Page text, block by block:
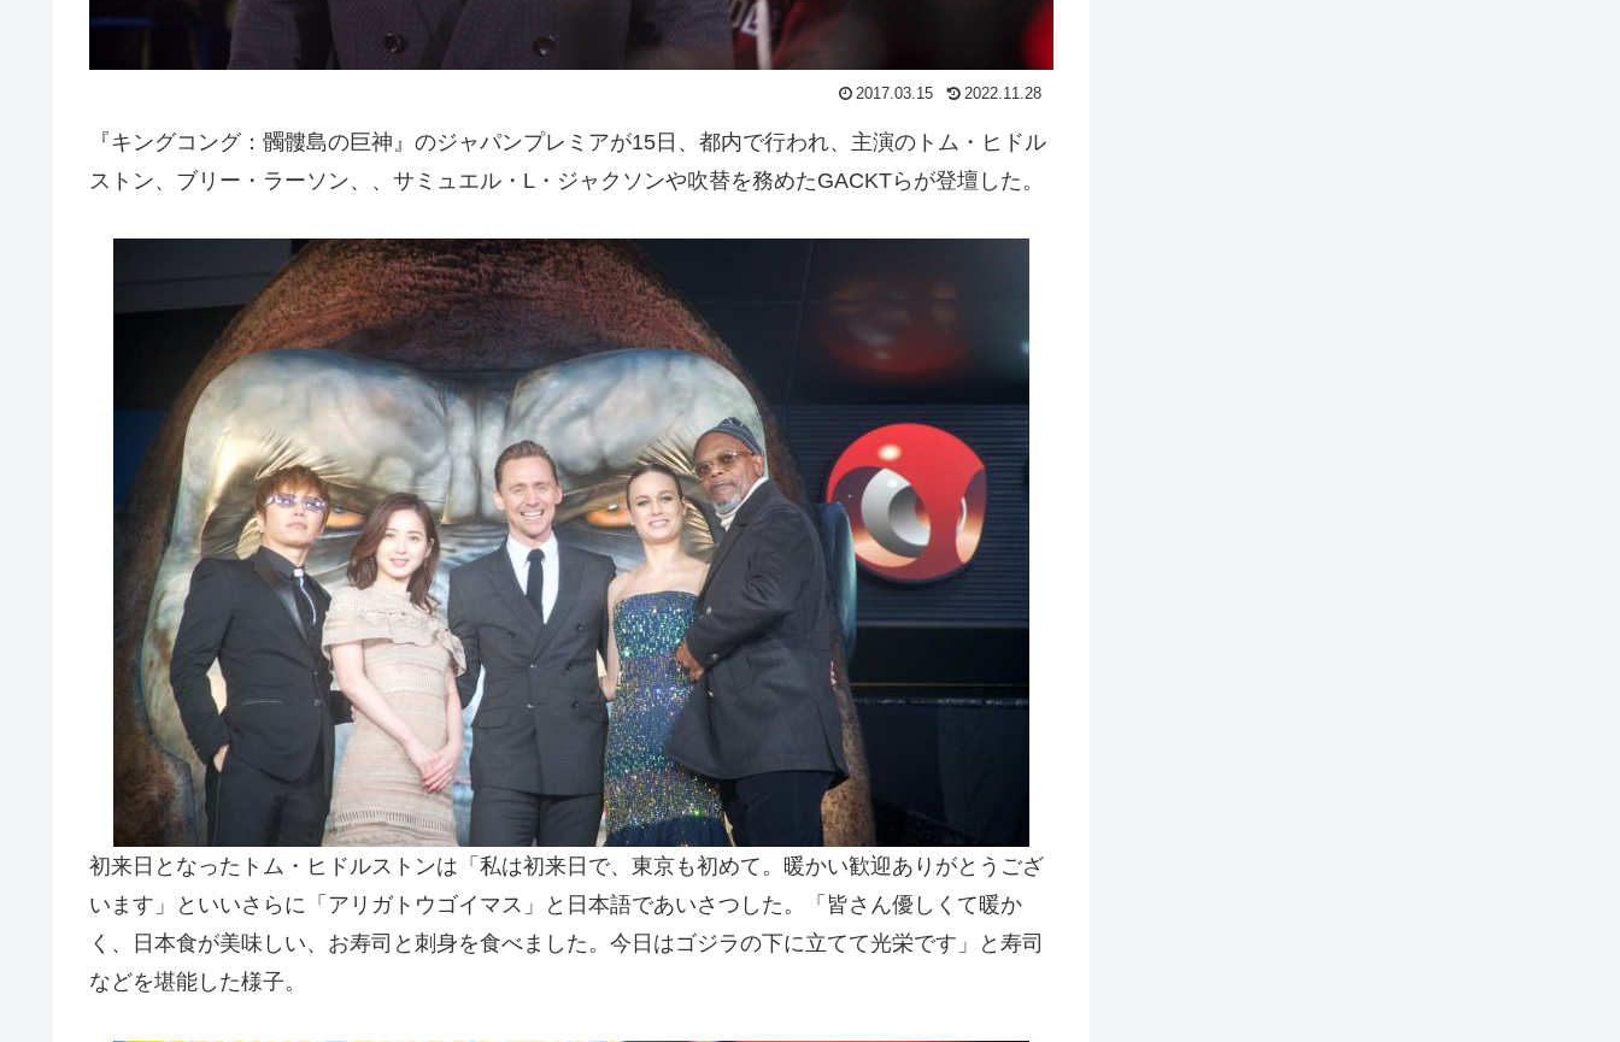
2017.03.15 2022.11.28
『キングコング：髑髏島の巨神』のジャパンプレミアが15日、都内で行われ、主演のトム・ヒドル
ストン、ブリー・ラーソン、、サミュエル・L・ジャクソンや吹替を務めたGACKTらが登壇した。
初来日となったトム・ヒドルストンは「私は初来日で、東京も初めて。暖かい歓迎ありがとうござ
います」といいさらに「アリガトウゴイマス」と日本語であいさつした。「皆さん優しくて暖か
く、日本食が美味しい、お寿司と刺身を食べました。今日はゴジラの下に立てて光栄です」と寿司
などを堪能した様子。